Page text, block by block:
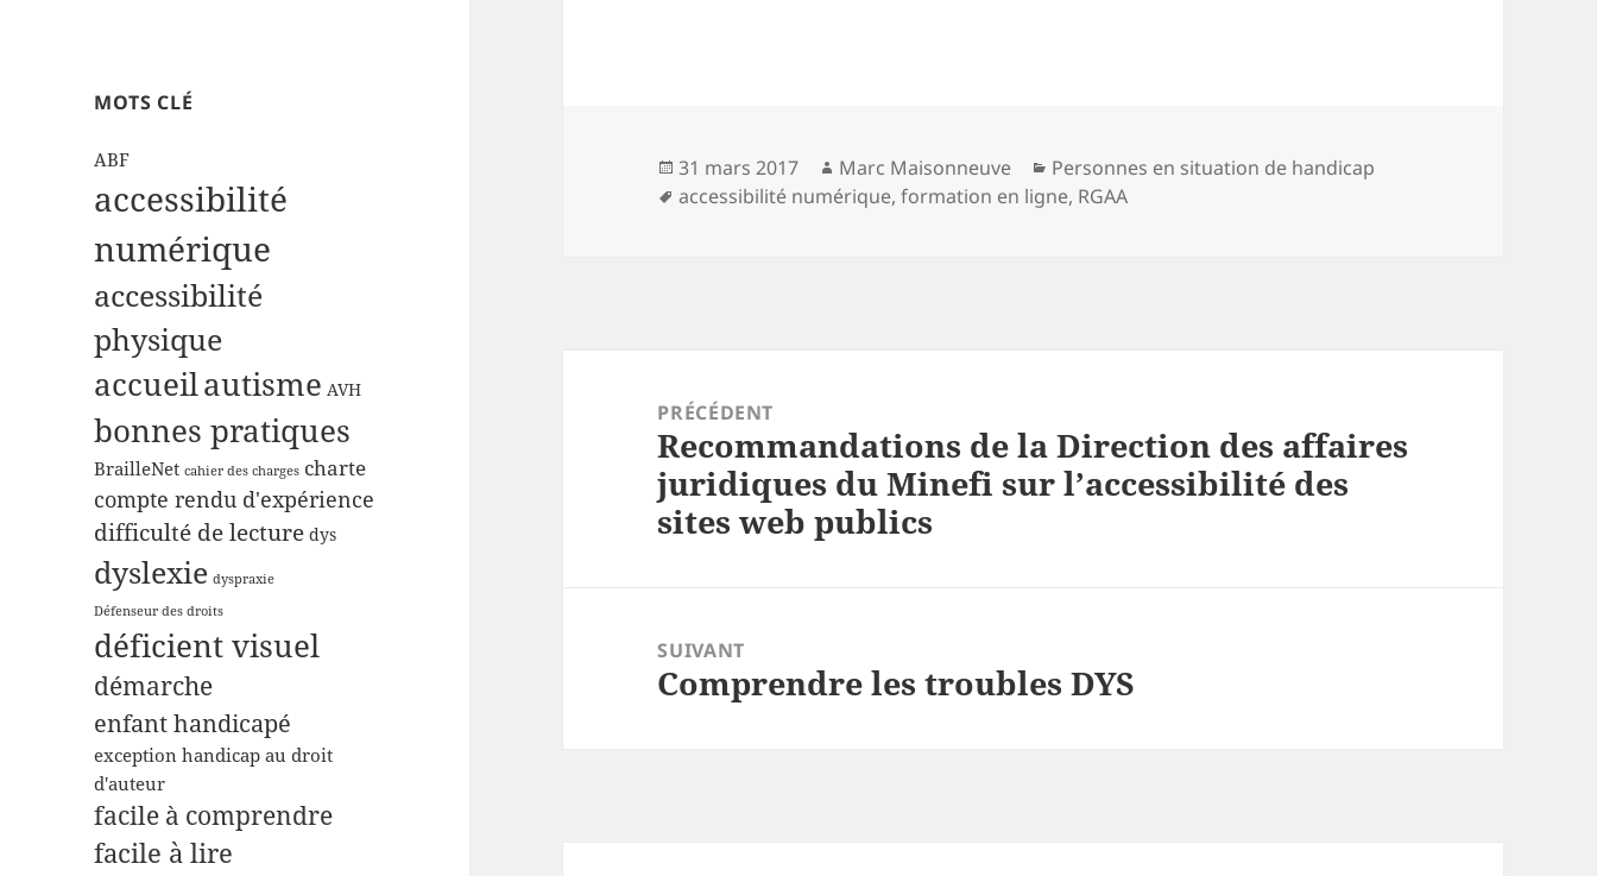
MOTS CLÉ
ABF
accessibilité
numérique
accessibilité
physique
accueilautisme AVH
bonnes pratiques
BrailleNet cahier des charges charte
compte rendu d'expérience
difficulté de lecture dys
dyslexie dyspraxie
Défenseur des droits
déficient visuel
démarche
enfant handicapé
exception handicap au droit
d'auteur
facile à comprendre
facile à lire
Publié
le
31 mars 2017 Auteur
Marc Maisonneuve Catégories
Personnes en situation de handicap
Mots-
accessibilité numérique,formation en ligne, RGAA
PRÉCÉDENT
Article
précédent :
Recommandations de la Direction des affaires
juridiques du Minefi sur l’accessibilité des
sites web publics
SUIVANT
Article
Comprendre les troubles DYS